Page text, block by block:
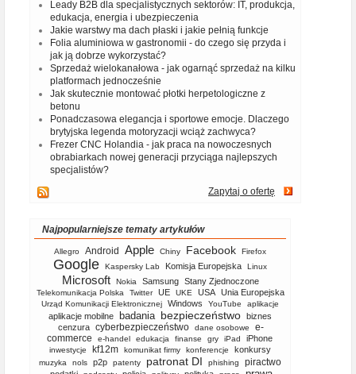
Leady B2B dla specjalistycznych sektorów: IT, produkcja,
edukacja, energia i ubezpieczenia
Jakie warstwy ma dach płaski i jakie pełnią funkcje
Folia aluminiowa w gastronomii - do czego się przyda i
jak ją dobrze wykorzystać?
Sprzedaż wielokanałowa - jak ogarnąć sprzedaż na kilku
platformach jednocześnie
Jak skutecznie montować płotki herpetologiczne z
betonu
Ponadczasowa elegancja i sportowe emocje. Dlaczego
brytyjska legenda motoryzacji wciąż zachwyca?
Frezer CNC Holandia - jak praca na nowoczesnych
obrabiarkach nowej generacji przyciąga najlepszych
specjalistów?
Zapytaj o ofertę
Najpopularniejsze tematy artykułów
Allegro Android Apple Chiny Facebook Firefox
Google Kaspersky Lab Komisja Europejska Linux
Microsoft Nokia Samsung Stany Zjednoczone
Telekomunikacja Polska Twitter UE UKE USA Unia Europejska
Urząd Komunikacji Elektronicznej Windows YouTube aplikacje
aplikacje mobilne badania bezpieczeństwo biznes
cenzura cyberbezpieczeństwo dane osobowe
e-
commerce
e-handel edukacja finanse gry iPad iPhone
inwestycje kf12m komunikat firmy konferencje konkursy
muzyka nols p2p patenty patronat DI phishing piractwo